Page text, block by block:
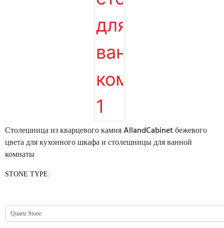
Столешница из кварцевого камня AllandCabinet бежевого
цвета для кухонного шкафа и столешницы для ванной
комнаты
STONE TYPE: